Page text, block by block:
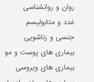
روان و روانشناسی
غدد و متابولیسم
جنسی و زناشویی
بیماری های پوست و مو
بیماری های ویروسی